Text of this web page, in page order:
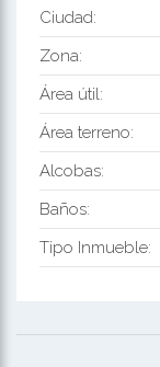
Ciudad:
Zona:
Área útil:
Área terreno:
Alcobas:
Baños:
Tipo Inmueble: